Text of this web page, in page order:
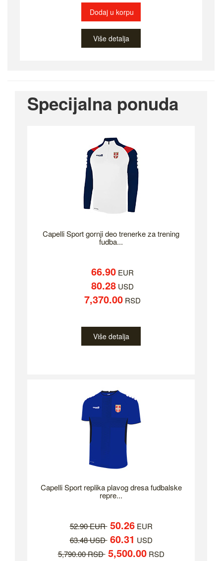
Dodaj u korpu
Više detalja
Specijalna ponuda
Capelli Sport gornji deo trenerke za trening
fudba...
66.90EUR
80.28USD
7,370.00RSD
Više detalja
Capelli Sport replika plavog dresa fudbalske
repre...
52.90 EUR 50.26EUR
63.48 USD 60.31 USD
5,790.00 RSD 5,500.00RSD